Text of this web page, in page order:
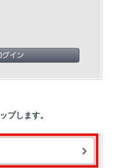
プします。